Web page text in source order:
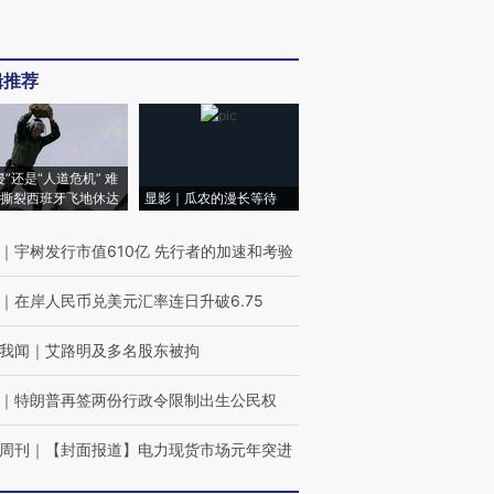
荐
”还是“人道危机” 难
裂西班牙飞地休达
显影｜瓜农的漫长等待
｜ 宇树发行市值610亿 先行者的加速和考验
｜ 在岸人民币兑美元汇率连日升破6.75
闻 ｜ 艾路明及多名股东被拘
｜ 特朗普再签两份行政令限制出生公民权
刊 ｜ 【封面报道】电力现货市场元年突进